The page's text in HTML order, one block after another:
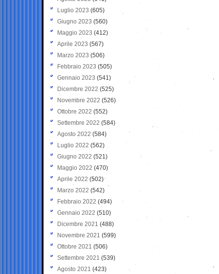
Luglio 2023 (605)
Giugno 2023 (560)
Maggio 2023 (412)
Aprile 2023 (567)
Marzo 2023 (506)
Febbraio 2023 (505)
Gennaio 2023 (541)
Dicembre 2022 (525)
Novembre 2022 (526)
Ottobre 2022 (552)
Settembre 2022 (584)
Agosto 2022 (584)
Luglio 2022 (562)
Giugno 2022 (521)
Maggio 2022 (470)
Aprile 2022 (502)
Marzo 2022 (542)
Febbraio 2022 (494)
Gennaio 2022 (510)
Dicembre 2021 (488)
Novembre 2021 (599)
Ottobre 2021 (506)
Settembre 2021 (539)
Agosto 2021 (423)